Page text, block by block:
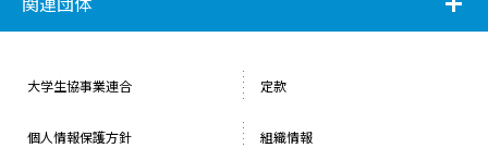
大学生協事業連合 定款
個人情報保護方針 組織情報